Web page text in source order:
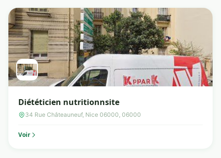
Diététicien nutritionnsite
34 Rue Châteauneuf, Nice 06000, 06000
Voir